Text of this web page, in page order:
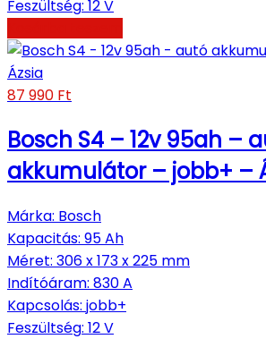
Feszültség: 12 V
87 990 Ft
Bosch S4 – 12v 95ah –
akkumulátor – jobb+ –
Márka: Bosch
Kapacitás: 95 Ah
Méret: 306 x 173 x 225 mm
Indítóáram: 830 A
Kapcsolás: jobb+
Feszültség: 12 V